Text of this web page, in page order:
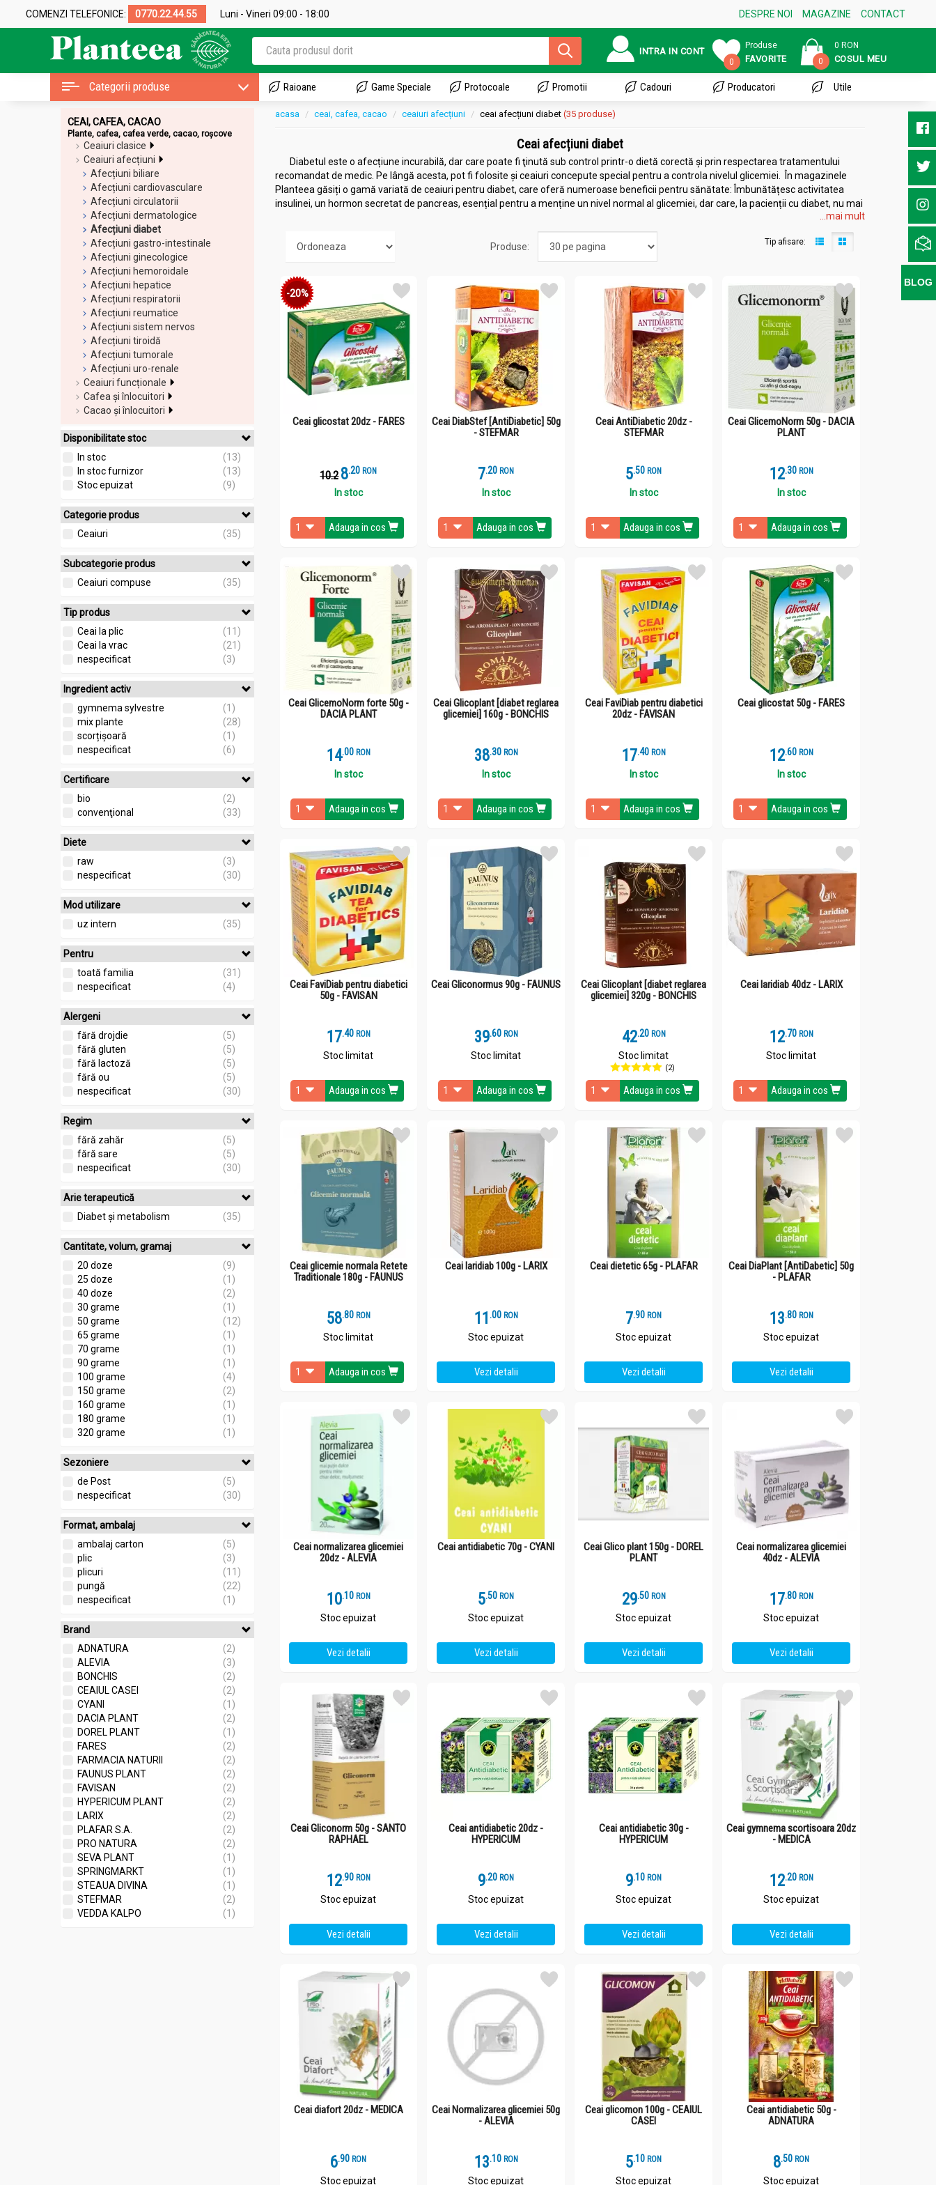
COMENZI TELEFONICE: 0770.22.44.55 Luni - Vineri 09:00 - 18:00 DESPRE NOI MAGAZINE CONTACT
INTRA IN CONT
0
Produse
FAVORITE 0
0 RON
COSUL MEU
Categorii produse Raioane Game Speciale Protocoale Promotii Cadouri Producatori Utile
CEAI, CAFEA, CACAO
Plante, cafea, cafea verde, cacao, roșcove
Ceaiuri clasice
Ceaiuri afecțiuni
Afecțiuni biliare
Afecțiuni cardiovasculare
Afecțiuni circulatorii
Afecțiuni dermatologice
Afecțiuni diabet
Afecțiuni gastro-intestinale
Afecțiuni ginecologice
Afecțiuni hemoroidale
Afecțiuni hepatice
Afecțiuni respiratorii
Afecțiuni reumatice
Afecțiuni sistem nervos
Afecțiuni tiroidă
Afecțiuni tumorale
Afecțiuni uro-renale
Ceaiuri funcționale
Cafea și înlocuitori
Cacao și înlocuitori
Disponibilitate stoc
In stoc
(13)
In stoc furnizor
(13)
Stoc epuizat
(9)
Categorie produs
Ceaiuri
(35)
Subcategorie produs
Ceaiuri compuse
(35)
Tip produs
Ceai la plic
(11)
Ceai la vrac
(21)
nespecificat
(3)
Ingredient activ
gymnema sylvestre
(1)
mix plante
(28)
scorțișoară
(1)
nespecificat
(6)
Certificare
bio
(2)
convenţional
(33)
Diete
raw
(3)
nespecificat
(30)
Mod utilizare
uz intern
(35)
Pentru
toată familia
(31)
nespecificat
(4)
Alergeni
fără drojdie
(5)
fără gluten
(5)
fără lactoză
(5)
fără ou
(5)
nespecificat
(30)
Regim
fără zahăr
(5)
fără sare
(5)
nespecificat
(30)
Arie terapeutică
Diabet și metabolism
(35)
Cantitate, volum, gramaj
20 doze
(9)
25 doze
(1)
40 doze
(2)
30 grame
(1)
50 grame
(12)
65 grame
(1)
70 grame
(1)
90 grame
(1)
100 grame
(4)
150 grame
(2)
160 grame
(1)
180 grame
(1)
320 grame
(1)
Sezoniere
de Post
(5)
nespecificat
(30)
Format, ambalaj
ambalaj carton
(5)
plic
(3)
plicuri
(11)
pungă
(22)
nespecificat
(1)
Brand
ADNATURA
(2)
ALEVIA
(3)
BONCHIS
(2)
CEAIUL CASEI
(2)
CYANI
(1)
DACIA PLANT
(2)
DOREL PLANT
(1)
FARES
(2)
FARMACIA NATURII
(2)
FAUNUS PLANT
(2)
FAVISAN
(2)
HYPERICUM PLANT
(2)
LARIX
(2)
PLAFAR S.A.
(2)
PRO NATURA
(2)
SEVA PLANT
(1)
SPRINGMARKT
(1)
STEAUA DIVINA
(1)
STEFMAR
(2)
VEDDA KALPO
(1)
acasa ceai, cafea, cacao ceaiuri afecțiuni ceai afecțiuni diabet (35 produse)
Ceai afecțiuni diabet
Diabetul este o afecțiune incurabilă, dar care poate fi ţinută sub control printr-o dietă corectă și prin respectarea tratamentului
recomandat de medic. Pe lângă acesta, pot fi folosite și ceaiuri concepute special pentru a controla nivelul glicemiei. În magazinele
Planteea găsiți o gamă variată de ceaiuri pentru diabet, care oferă numeroase beneficii pentru sănătate: Îmbunătățesc activitatea
insulinei, un hormon secretat de pancreas, esențial pentru a menține un nivel normal al glicemiei, dar care, la pacienții cu diabet, nu mai
este eficientă, deoarece organismul lor dezvoltă rezistență. Polifenolii care se găsesc într-un ceai pentru pancreas conţin antioxidanţi,
care protejează organismul de inflamaţii și astfel pot preveni apariţia diabetului de tip 2 sau pot ameliora simptomele. Cel mai bun ceai
pentru diabet este cel care conține numai ingrediente naturale. Puteți alege din oferta noastră de ceai antidiabetic produsul preferat.
Cele mai eficiente ceaiuri pentru controlul glicemiei sunt ceaiul verde, ceaiul negru și ceaiul oolong. La acestea se adaugă un amestec
recomandată este de trei căni de ceai pe zi, alături de tratamentul stabilit de medic. Ingredientele active din compoziția unui ceai
pentru diabet au și alte efecte benefice pentru sănătate. Ele mențin o tensiune arterială sănătoasă, previn apariţia cheagurilor de
sânge și scad riscul apariției bolilor cardiovasculare şi cancerului.
...mai mult
Produse: Tip afisare:
-20%
Ceai glicostat 20dz - FARES
10.28.2 RON
In stoc
Adauga in cos
Ceai DiabStef [AntiDiabetic] 50g
- STEFMAR
7.2 RON
In stoc
Adauga in cos
Ceai AntiDiabetic 20dz -
STEFMAR
5.5 RON
In stoc
Adauga in cos
Ceai GlicemoNorm 50g - DACIA
PLANT
12.3 RON
In stoc
Adauga in cos
Ceai GlicemoNorm forte 50g -
DACIA PLANT
14.0 RON
In stoc
Adauga in cos
Ceai Glicoplant [diabet reglarea
glicemiei] 160g - BONCHIS
38.3 RON
In stoc
Adauga in cos
Ceai FaviDiab pentru diabetici
20dz - FAVISAN
17.4 RON
In stoc
Adauga in cos
Ceai glicostat 50g - FARES
12.6 RON
In stoc
Adauga in cos
Ceai FaviDiab pentru diabetici
50g - FAVISAN
17.4 RON
Stoc limitat
Adauga in cos
Ceai Gliconormus 90g - FAUNUS
39.6 RON
Stoc limitat
Adauga in cos
Ceai Glicoplant [diabet reglarea
glicemiei] 320g - BONCHIS
42.2 RON
Stoc limitat
(2)
Adauga in cos
Ceai laridiab 40dz - LARIX
12.7 RON
Stoc limitat
Adauga in cos
Ceai glicemie normala Retete
Traditionale 180g - FAUNUS
58.8 RON
Stoc limitat
Adauga in cos
Ceai laridiab 100g - LARIX
11 .0 RON
Stoc epuizat
Vezi detalii
Ceai dietetic 65g - PLAFAR
7.9 RON
Stoc epuizat
Vezi detalii
Ceai DiaPlant [AntiDabetic] 50g
- PLAFAR
13.8 RON
Stoc epuizat
Vezi detalii
Ceai normalizarea glicemiei
20dz - ALEVIA
10.1 RON
Stoc epuizat
Vezi detalii
Ceai antidiabetic 70g - CYANI
5.5 RON
Stoc epuizat
Vezi detalii
Ceai Glico plant 150g - DOREL
PLANT
29.5 RON
Stoc epuizat
Vezi detalii
Ceai normalizarea glicemiei
40dz - ALEVIA
17.8 RON
Stoc epuizat
Vezi detalii
Ceai Gliconorm 50g - SANTO
RAPHAEL
12.9 RON
Stoc epuizat
Vezi detalii
Ceai antidiabetic 20dz -
HYPERICUM
9.2 RON
Stoc epuizat
Vezi detalii
Ceai antidiabetic 30g -
HYPERICUM
9.1 RON
Stoc epuizat
Vezi detalii
Ceai gymnema scortisoara 20dz
- MEDICA
12.2 RON
Stoc epuizat
Vezi detalii
Ceai diafort 20dz - MEDICA
6.9 RON
Stoc epuizat
Ceai Normalizarea glicemiei 50g
- ALEVIA
13.1 RON
Stoc epuizat
Ceai glicomon 100g - CEAIUL
CASEI
5.1 RON
Stoc epuizat
Ceai antidiabetic 50g -
ADNATURA
8.5 RON
Stoc epuizat
BLOG